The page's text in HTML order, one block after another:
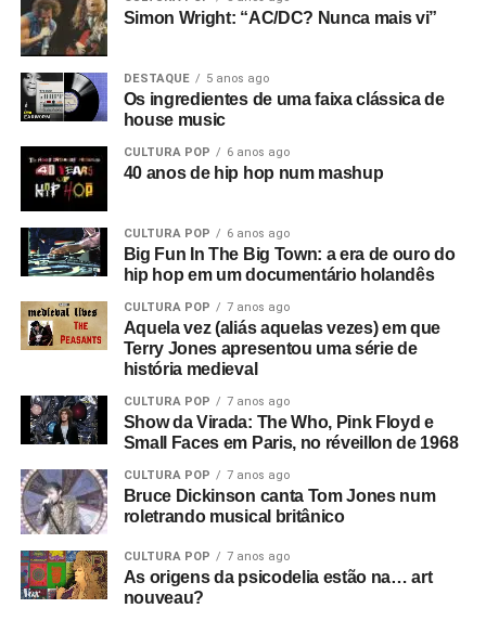
foi um precursor de Thatcher, pois era de extrema-direita,
religioso e queria reprimir os jovens.
Então o filme passa de “O Desvanecimento de uma Nova
Aurora” para o tema nazista. Mas não era uma nova
Adolf Hitler misturados com Anderton falando sobre
campos de trabalho forçado em uma entrevista que ele
deu a Tony Wilson, curiosamente
era apresentador de talk shows na TV)
como: “Eles serão obrigados a trabalhar como nunca
trabalharam antes”, e isso leva a uma montagem de
anúncios e cenas de ruas do centro de Manchester. Este
é o consumismo – o novo fascismo! Nesse ponto, era
algo local, mas dava a sensação de que algo muito ruim
estava acontecendo e que se tornaria maior.
Então você tem essa coisa de lei e ordem, esse fascismo
corporativo, e aí eu corto para a banda na sala de ensaio.
Parece ótimo, bem underground. Sabe, underground no
sentido político, tipo a resistência francesa. Mas esse era
tudo isso lá fora.
Simon Wright: “AC/DC? Nunca mais vi”
DESTAQUE 5 anos ago
Os ingredientes de uma faixa clássica de
house music
CULTURA POP 6 anos ago
40 anos de hip hop num mashup
CULTURA POP 6 anos ago
Big Fun In The Big Town: a era de ouro do
hip hop em um documentário holandês
CULTURA POP 7 anos ago
Aquela vez (aliás aquelas vezes) em que
Terry Jones apresentou uma série de
história medieval
CULTURA POP 7 anos ago
Show da Virada: The Who, Pink Floyd e
Small Faces em Paris, no réveillon de 1968
CULTURA POP 7 anos ago
Bruce Dickinson canta Tom Jones num
roletrando musical britânico
CULTURA POP 7 anos ago
As origens da psicodelia estão na… art
nouveau?